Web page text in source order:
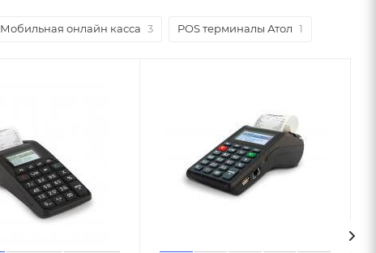
Мобильная онлайн касса 3 POS терминалы Атол 1